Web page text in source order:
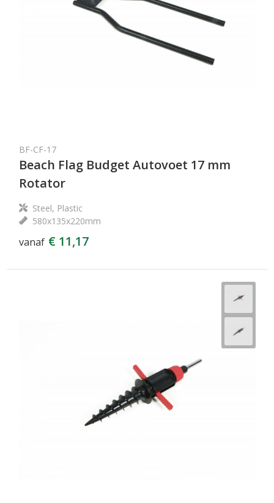
BF-CF-17
Beach Flag Budget Autovoet 17 mm
Rotator
Steel, Plastic
580x135x220mm
vanaf € 11,17